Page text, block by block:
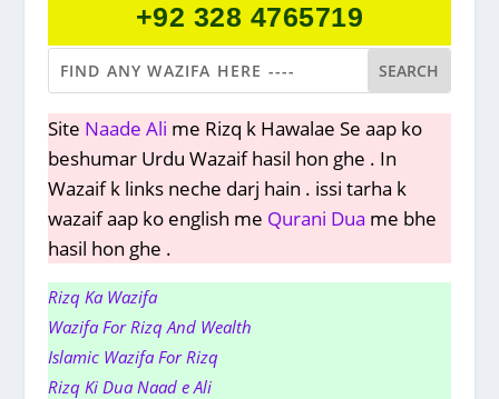
+92 328 4765719
Site Naade Ali me Rizq k Hawalae Se aap ko
beshumar Urdu Wazaif hasil hon ghe . In
Wazaif k links neche darj hain . issi tarha k
wazaif aap ko english me Qurani Dua me bhe
hasil hon ghe .
Rizq Ka Wazifa
Wazifa For Rizq And Wealth
Islamic Wazifa For Rizq
Rizq Ki Dua Naad e Ali